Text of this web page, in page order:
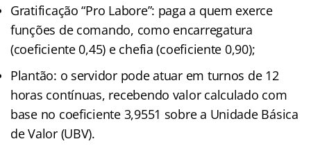
Gratificação “Pro Labore”: paga a quem exerce
funções de comando, como encarregatura
(coeficiente 0,45) e chefia (coeficiente 0,90);
Plantão: o servidor pode atuar em turnos de 12
horas contínuas, recebendo valor calculado com
base no coeficiente 3,9551 sobre a Unidade Básica
de Valor (UBV).